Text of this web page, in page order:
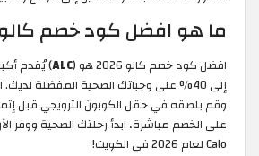
ما هو افضل كود خصم كالو 2026؟
افضل كود خصم كالو 2026 هو ( ALC) يُقدم
وقم بلصقه في حقل الكوبون الترويجي قبل
على الخصم مباشرة، ابدأ رحلتك الصحية ووفر
Calo لعام 2026 في الكويت!